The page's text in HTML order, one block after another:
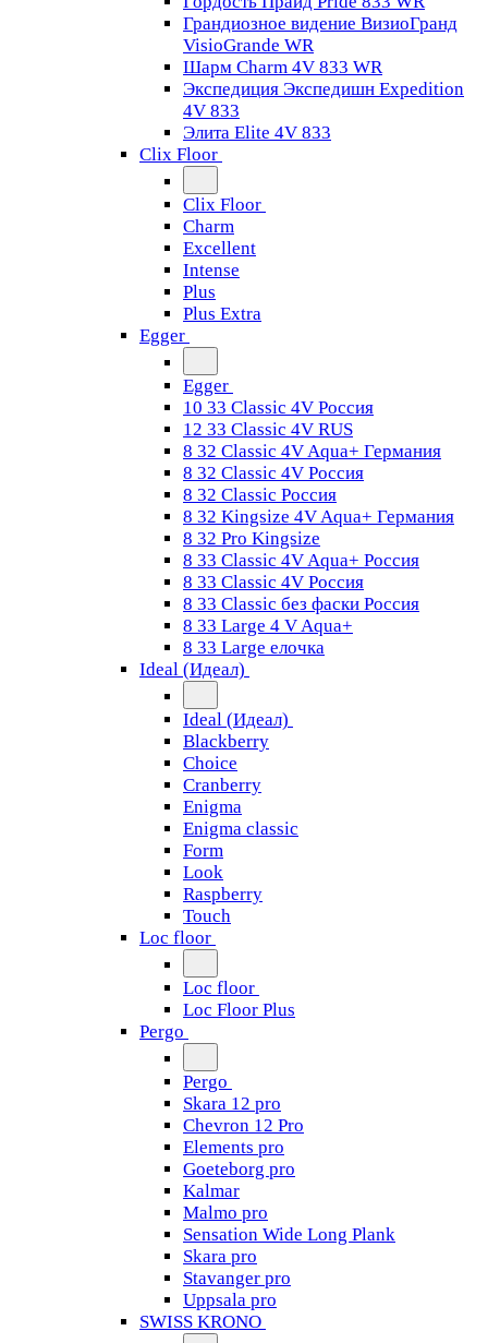
Грандиозное видение ВизиоГранд
VisioGrande WR
Шарм Charm 4V 833 WR
Экспедиция Экспедишн Expedition
4V 833
Элита Elite 4V 833
Clix Floor
Clix Floor
Charm
Excellent
Intense
Plus
Plus Extra
Egger
Egger
10 33 Classic 4V Россия
12 33 Classic 4V RUS
8 32 Classic 4V Aqua+ Германия
8 32 Classic 4V Россия
8 32 Classic Россия
8 32 Kingsize 4V Aqua+ Германия
8 32 Pro Kingsize
8 33 Classic 4V Aqua+ Россия
8 33 Classic 4V Россия
8 33 Classic без фаски Россия
8 33 Large 4 V Aqua+
8 33 Large елочка
Ideal (Идеал)
Ideal (Идеал)
Blackberry
Choice
Cranberry
Enigma
Enigma classic
Form
Look
Raspberry
Touch
Loc floor
Loc floor
Loc Floor Plus
Pergo
Pergo
Skara 12 pro
Chevron 12 Pro
Elements pro
Goeteborg pro
Kalmar
Malmo pro
Sensation Wide Long Plank
Skara pro
Stavanger pro
Uppsala pro
SWISS KRONO